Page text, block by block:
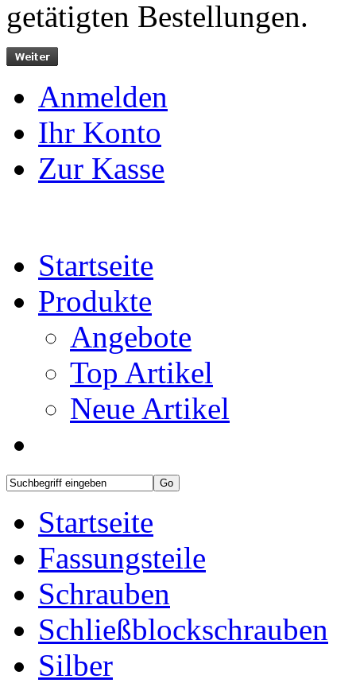
getätigten Bestellungen.
Anmelden
Ihr Konto
Zur Kasse
Startseite
Produkte
Angebote
Top Artikel
Neue Artikel
Startseite
Fassungsteile
Schrauben
Schließblockschrauben
Silber